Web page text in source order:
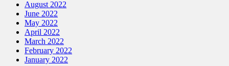
August 2022
June 2022
May 2022
April 2022
March 2022
February 2022
January 2022